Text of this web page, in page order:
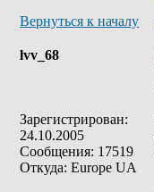
Вернуться к началу
lvv_68
Зарегистрирован:
24.10.2005
Сообщения: 17519
Откуда: Europe UA